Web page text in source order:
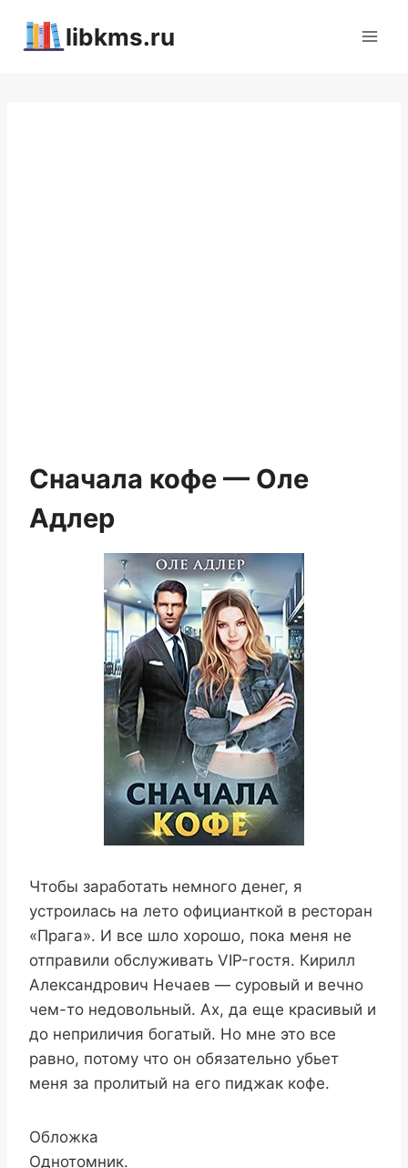
libkms.ru
Сначала кофе — Оле
Адлер
Чтобы заработать немного денег, я
устроилась на лето официанткой в ресторан
«Прага». И все шло хорошо, пока меня не
отправили обслуживать VIP-гостя. Кирилл
Александрович Нечаев — суровый и вечно
чем-то недовольный. Ах, да еще красивый и
до неприличия богатый. Но мне это все
равно, потому что он обязательно убьет
меня за пролитый на его пиджак кофе.
Обложка
Однотомник.